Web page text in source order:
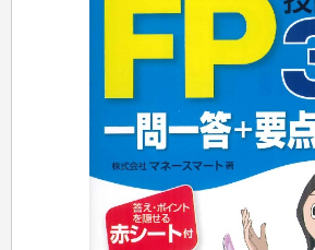
ケアマネジャー
介護・社会福祉士
司法書士・社労士
行政書士・宅建
衛生管理・運行管理
建築・土木
電気・危険物
調理師
簿記・経理・税金・保険
その他ビジネス
ビジネス読み物
散歩・グルメ
その他文庫
ダイアリー
プラチナダイアリー プレステージ